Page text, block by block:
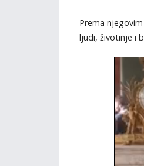
Prema
ljudi, životinje i